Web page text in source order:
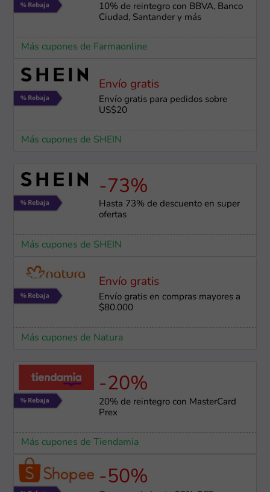
10% de reintegro con BBVA, Banco
Ciudad, Santander y más
Más cupones de Farmaonline
Envío gratis
Envío gratis para pedidos sobre
US$20
Más cupones de SHEIN
-73%
Hasta 73% de descuento en super
ofertas
Más cupones de SHEIN
Envío gratis
Envío gratis en compras mayores a
$80.000
Más cupones de Natura
-20%
20% de reintegro con MasterCard
Prex
Más cupones de Tiendamia
-50%